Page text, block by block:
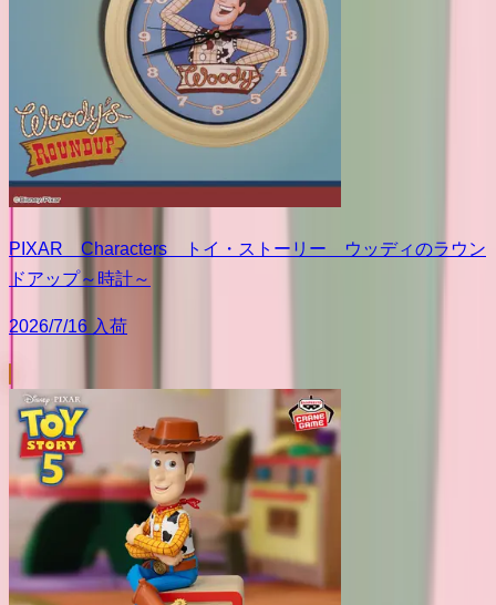
PIXAR Characters トイ・ストーリー ウッディのラウン
ドアップ～時計～
2026/7/16 入荷